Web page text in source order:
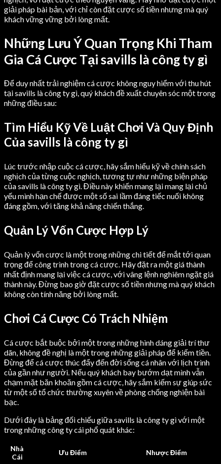
giải pháp bài bản, với chỉ còn đặt cược số tiền nhưng mà quý
khách vững vững bởi lòng mất.
Những Lưu Ý Quan Trọng Khi Tham
Gia Cá Cược Tại savills là công ty gì
Để duy nhất trải nghiệm cá cược không nguy hiểm với thu hút
tại savills là công ty gì, quý khách đề xuất chuyên sóc một trong
những điều sau:
Tìm Hiểu Kỹ Về Luật Chơi Và Quy Định
Của savills là công ty gì
Lúc trước nhập cuộc cá cược, hãy sắm hiểu kỹ về chính sách
nghịch của từng cuộc nghịch, tương tự như những biện pháp
của savills là công ty gì. Điều này khiến mang lại mang lại chủ
yếu mình hạn chế được một số sai lầm đáng tiếc nuối không
đáng gồm, với tăng khả năng chiến thắng.
Quản Lý Vốn Cược Hợp Lý
Quản lý vốn cược là một trong những chi tiết để mắt tới quan
trọng để công trình trong cá cược. Hãy đặt ra một giá thành
nhất định mang lại việc cá cược, với vâng lệnh nghiêm ngặt giá
thành này. Đừng bao giờ đặt cược số tiền nhưng mà quý khách
không còn tính năng bởi lòng mất.
Chơi Cá Cược Có Trách Nhiệm
Cá cược bắt buộc bởi một trong những hình dáng giải trí thư
dãn, không đề nghị là một trong những giải pháp để kiếm tiền.
Đừng để cá cược thúc đẩy đến đời sống cá nhân với lịch trình
của gần như người. Nếu quý khách bay bướm dạt mình vẫn
chạm mặt băn khoăn gồm cá cược, hãy sắm kiếm sự giúp sức
từ một số tổ chức thường xuyên về phòng chống nghiện bài
bạc.
Dưới đây là bảng đối chiếu giữa savills là công ty gì với một
trong những công ty cái phổ quát khác:
Nhà
Cái
Ưu Điểm Nhược Điểm